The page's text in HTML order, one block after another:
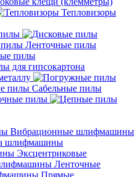
Тепловизоры
Ленточные пилы
пилы
для гипсокартона
Сабельные пилы
пилы
Вибрационные шлифмашины
шлифмашины
Эксцентриковые
Ленточные
Прямые